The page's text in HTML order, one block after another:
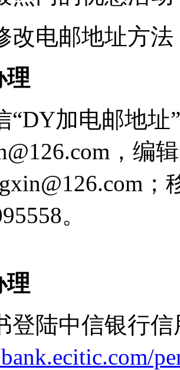
改电邮地址方法
理
“DY加电邮地址
，编
。
理
登陆中信银行